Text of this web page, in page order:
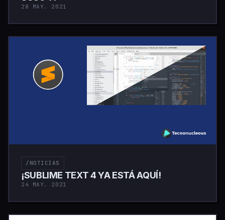
28 MAY. 2021
/NOTICIAS
¡SUBLIME TEXT 4 YA ESTÁ AQUÍ!
24 MAY. 2021